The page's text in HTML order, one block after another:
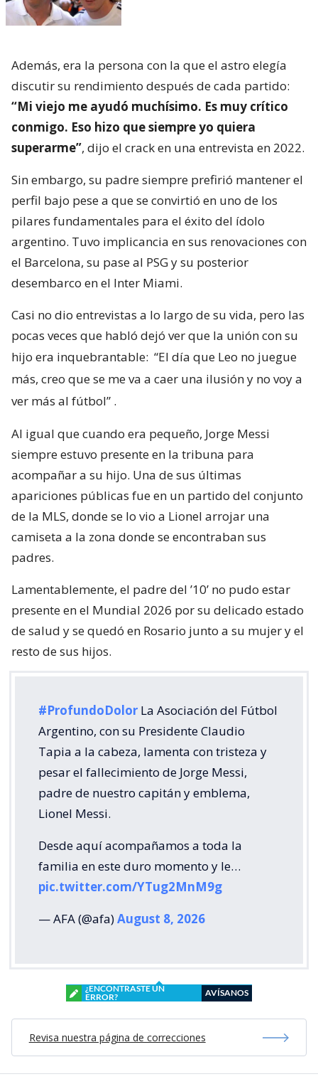
Además, era la persona con la que el astro elegía
discutir su rendimiento después de cada partido:
“Mi viejo me ayudó muchísimo. Es muy crítico
conmigo. Eso hizo que siempre yo quiera
superarme”, dijo el crack en una entrevista en 2022.
Sin embargo, su padre siempre prefirió mantener el
perfil bajo pese a que se convirtió en uno de los
pilares fundamentales para el éxito del ídolo
argentino. Tuvo implicancia en sus renovaciones con
el Barcelona, su pase al PSG y su posterior
desembarco en el Inter Miami.
Casi no dio entrevistas a lo largo de su vida, pero las
pocas veces que habló dejó ver que la unión con su
hijo era inquebrantable: “El día que Leo no juegue
más, creo que se me va a caer una ilusión y no voy a
ver más al fútbol” .
Al igual que cuando era pequeño, Jorge Messi
siempre estuvo presente en la tribuna para
acompañar a su hijo. Una de sus últimas
apariciones públicas fue en un partido del conjunto
de la MLS, donde se lo vio a Lionel arrojar una
camiseta a la zona donde se encontraban sus
padres.
Lamentablemente, el padre del ’10’ no pudo estar
presente en el Mundial 2026 por su delicado estado
de salud y se quedó en Rosario junto a su mujer y el
resto de sus hijos.
#ProfundoDolor La Asociación del Fútbol
Argentino, con su Presidente Claudio
Tapia a la cabeza, lamenta con tristeza y
pesar el fallecimiento de Jorge Messi,
padre de nuestro capitán y emblema,
Lionel Messi.
Desde aquí acompañamos a toda la
familia en este duro momento y le…
pic.twitter.com/YTug2MnM9g
— AFA (@afa)August 8, 2026
¿ENCONTRASTE UN
ERROR?
AVÍSANOS
Revisa nuestra página de correcciones